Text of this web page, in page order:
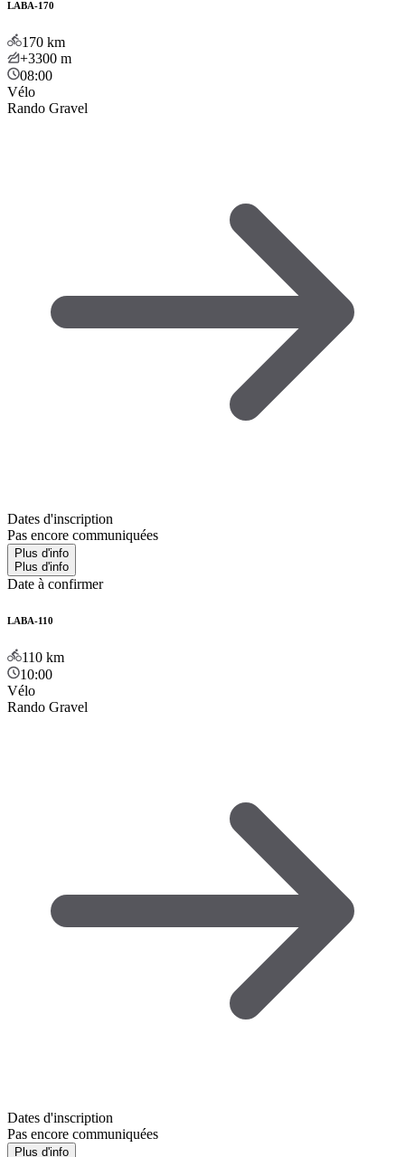
LABA-170
170 km
+3300 m
08:00
Vélo
Rando Gravel
Dates d'inscription
Pas encore communiquées
Plus d'info
Plus d'info
Date à confirmer
LABA-110
110 km
10:00
Vélo
Rando Gravel
Dates d'inscription
Pas encore communiquées
Plus d'info